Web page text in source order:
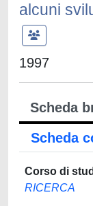
alcuni
1997
Scheda
Scheda
Corso di
RICERCA